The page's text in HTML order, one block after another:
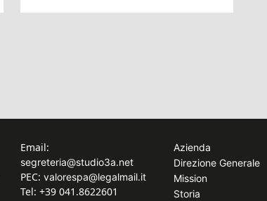
Email:
segreteria@studio3a.net
PEC: valorespa@legalmail.it
Tel: +39 041.8622601
Azienda
Direzione Generale
Mission
Storia